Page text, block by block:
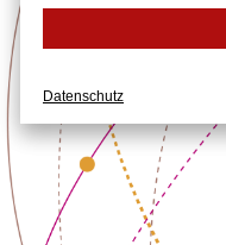
Datenschutz